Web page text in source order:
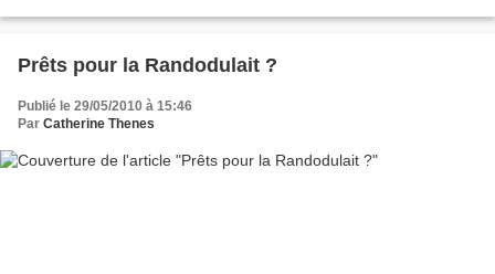
Prêts pour la Randodulait ?
Publié le 29/05/2010 à 15:46
Par Catherine Thenes